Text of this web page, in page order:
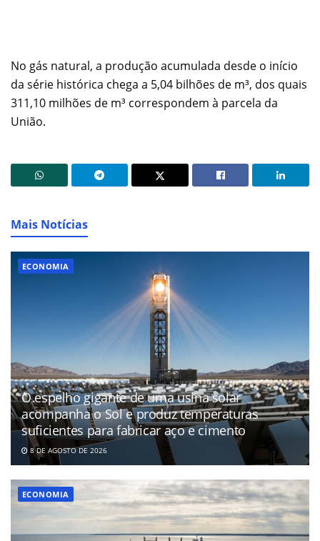
No gás natural, a produção acumulada desde o início
da série histórica chega a 5,04 bilhões de m³, dos quais
311,10 milhões de m³ correspondem à parcela da
União.
Mais Notícias
ECONOMIA
O espelho gigante de uma usina solar
acompanha o Sol e produz temperaturas
suficientes para fabricar aço e cimento
8 DE AGOSTO DE 2026
ECONOMIA